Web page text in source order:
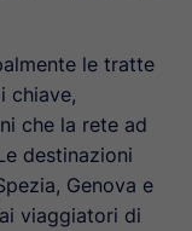
le tratte
chiave,
che la rete ad
destinazioni
Genova e
viaggiatori di